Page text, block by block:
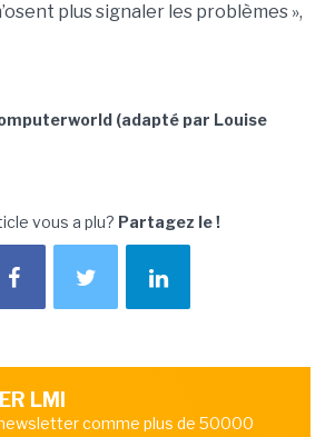
plus signaler les problèmes »,
(adapté par Louise
vous a plu? Partagez le !
LMI
comme plus de 50000